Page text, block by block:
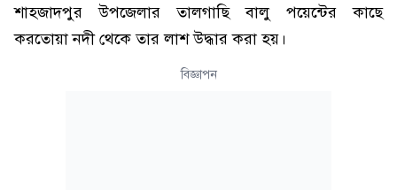
শাহজাদপুর উপজেলার তালগাছি বালু পয়েন্টের কাছে
করতোয়া নদী থেকে তার লাশ উদ্ধার করা হয়।
বিজ্ঞাপন